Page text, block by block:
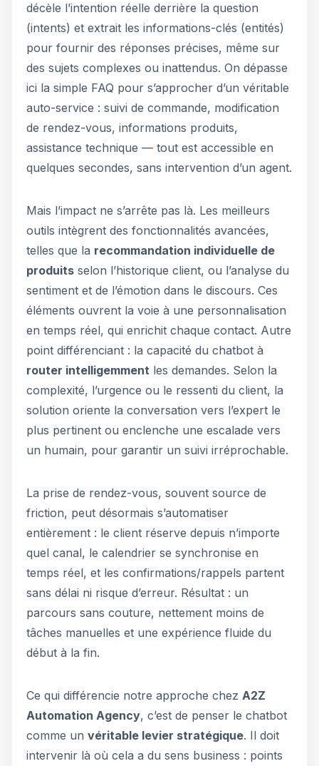
décèle l’intention réelle derrière la question
(intents) et extrait les informations-clés (entités)
pour fournir des réponses précises, même sur
des sujets complexes ou inattendus. On dépasse
ici la simple FAQ pour s’approcher d’un véritable
auto-service : suivi de commande, modification
de rendez-vous, informations produits,
assistance technique — tout est accessible en
quelques secondes, sans intervention d’un agent.
Mais l’impact ne s’arrête pas là. Les meilleurs
outils intègrent des fonctionnalités avancées,
telles que la recommandation individuelle de
produits selon l’historique client, ou l’analyse du
sentiment et de l’émotion dans le discours. Ces
éléments ouvrent la voie à une personnalisation
en temps réel, qui enrichit chaque contact. Autre
point différenciant : la capacité du chatbot à
router intelligemment les demandes. Selon la
complexité, l’urgence ou le ressenti du client, la
solution oriente la conversation vers l’expert le
plus pertinent ou enclenche une escalade vers
un humain, pour garantir un suivi irréprochable.
La prise de rendez-vous, souvent source de
friction, peut désormais s’automatiser
entièrement : le client réserve depuis n’importe
quel canal, le calendrier se synchronise en
temps réel, et les confirmations/rappels partent
sans délai ni risque d’erreur. Résultat : un
parcours sans couture, nettement moins de
tâches manuelles et une expérience fluide du
début à la fin.
Ce qui différencie notre approche chez A2Z
Automation Agency, c’est de penser le chatbot
comme un véritable levier stratégique. Il doit
intervenir là où cela a du sens business : points